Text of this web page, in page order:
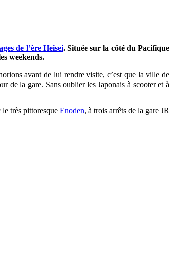
de l’ère Heisei. Située sur la côté du Pacifique
weekends.
avant de lui rendre visite, c’est que la ville de
de la gare. Sans oublier les Japonais à scooter et à
très pittoresque Enoden, à trois arrêts de la gare JR